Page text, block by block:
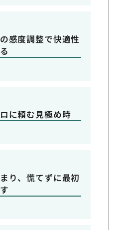
感度調整で快適性
に頼む見極め時
り、慌てずに最初